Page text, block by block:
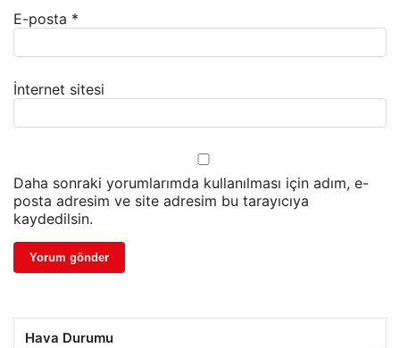
E-posta *
İnternet sitesi
Daha sonraki yorumlarımda kullanılması için adım, e-
posta adresim ve site adresim bu tarayıcıya
kaydedilsin.
Hava Durumu